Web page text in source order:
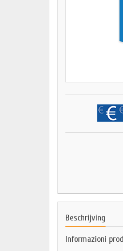
Beschrijving
Informazioni